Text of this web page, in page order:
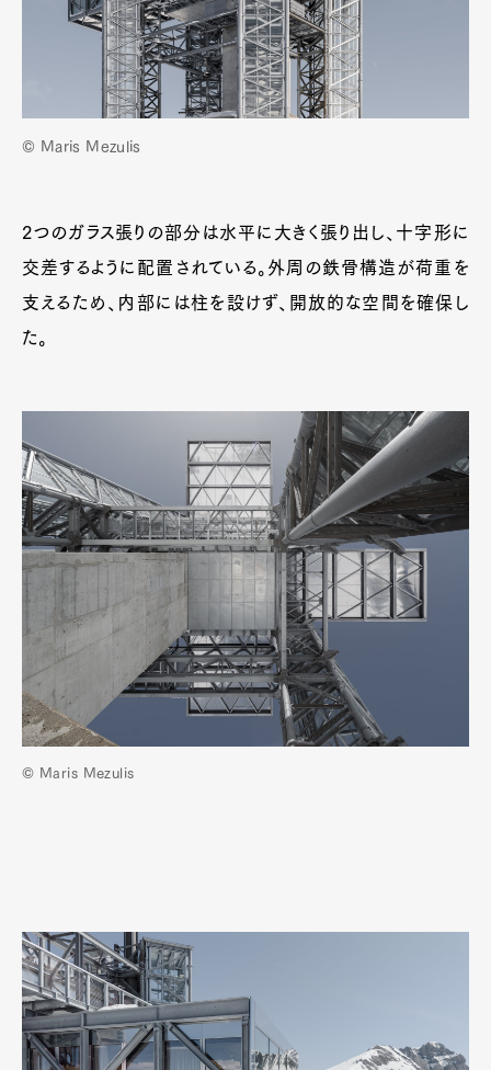
© Maris Mezulis
2つのガラス張りの部分は水平に大きく張り出し、十字形に
交差するように配置されている。外周の鉄骨構造が荷重を
支えるため、内部には柱を設けず、開放的な空間を確保し
た。
© Maris Mezulis